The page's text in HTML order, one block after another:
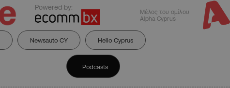
Powered by:
Μέλος του ομίλου
Alpha Cyprus
Newsauto CY Hello Cyprus
Podcasts